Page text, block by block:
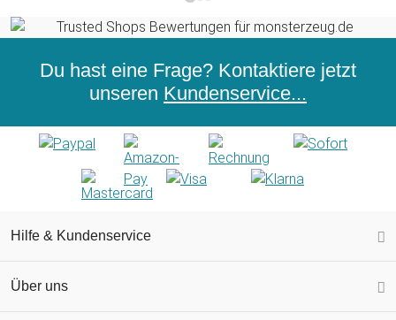
Du hast eine Frage? Kontaktiere jetzt
unseren Kundenservice...
Hilfe & Kundenservice
Über uns